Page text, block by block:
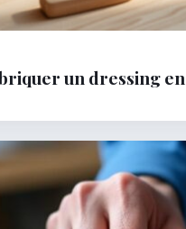
un dressing